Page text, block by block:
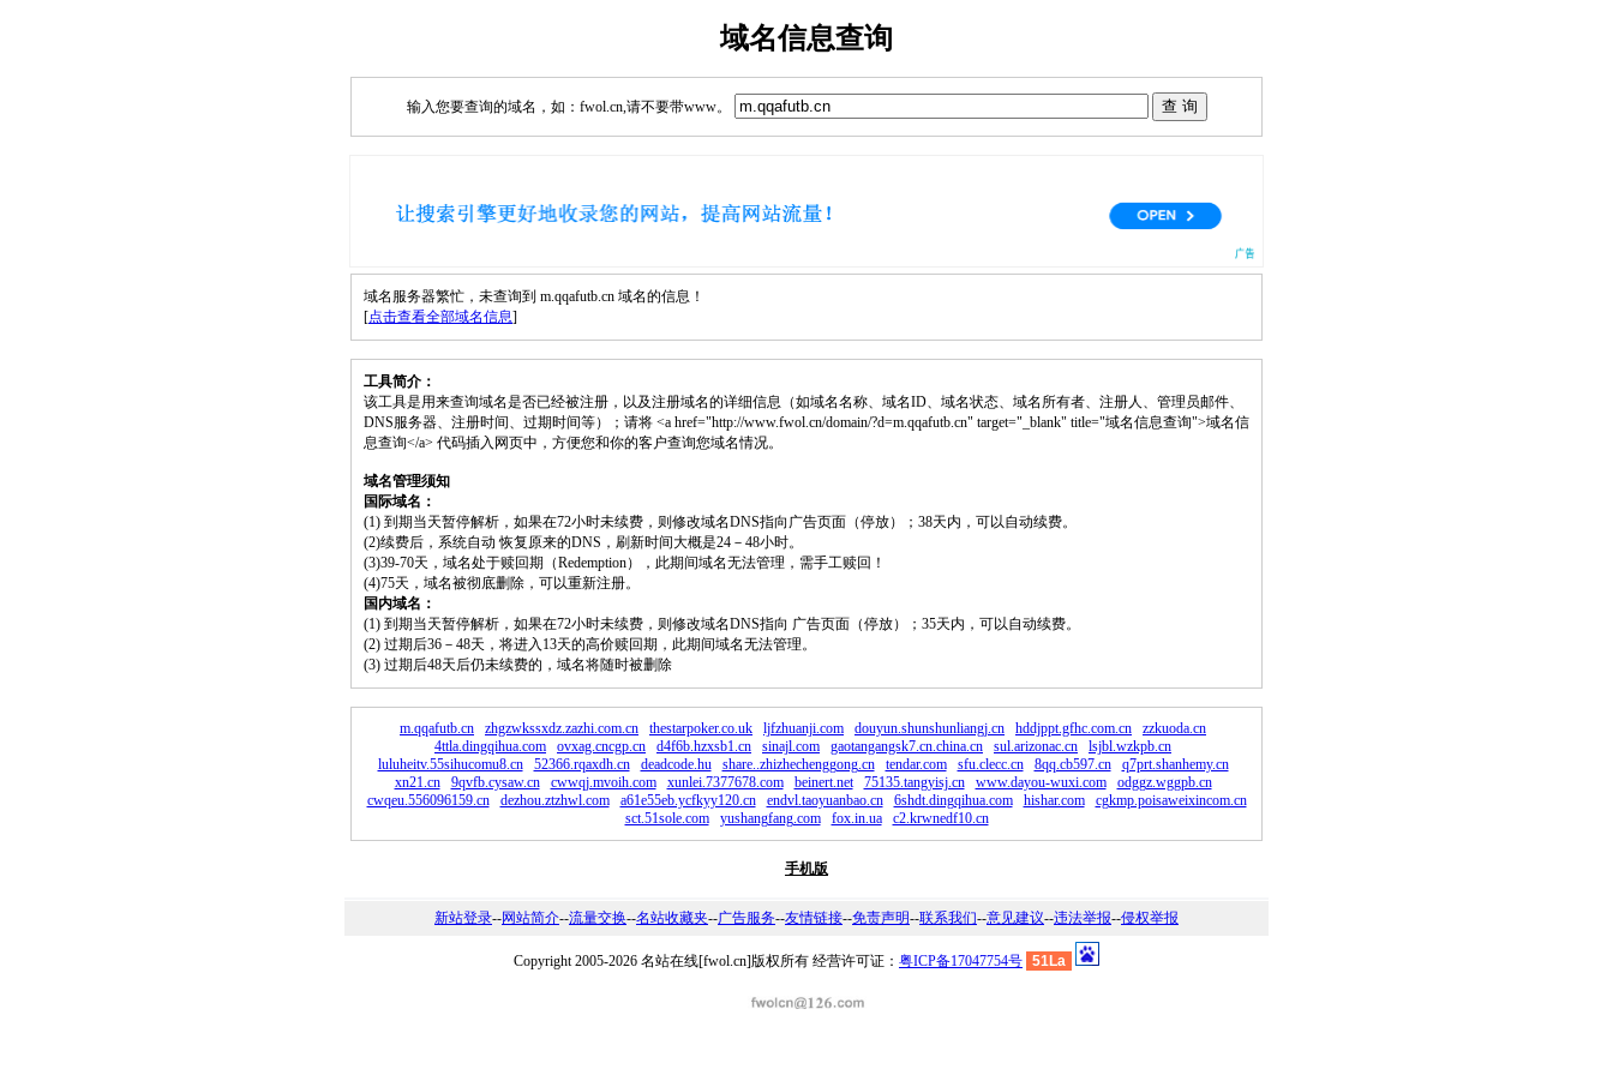
域名信息查询
输入您要查询的域名，如：fwol.cn,请不要带www。
域名服务器繁忙，未查询到 m.qqafutb.cn 域名的信息！
[点击查看全部域名信息]
工具简介：
该工具是用来查询域名是否已经被注册，以及注册域名的详细信息（如域名名称、域名ID、域名状态、域名所有者、注册人、管理员邮件、
DNS服务器、注册时间、过期时间等）；请将 <a href="http://www.fwol.cn/domain/?d=m.qqafutb.cn" target="_blank" title="域名信息查询">域名信
息查询</a> 代码插入网页中，方便您和你的客户查询您域名情况。
域名管理须知
国际域名：
(1) 到期当天暂停解析，如果在72小时未续费，则修改域名DNS指向广告页面（停放）；38天内，可以自动续费。
(2)续费后，系统自动 恢复原来的DNS，刷新时间大概是24－48小时。
(3)39-70天，域名处于赎回期（Redemption），此期间域名无法管理，需手工赎回！
(4)75天，域名被彻底删除，可以重新注册。
国内域名：
(1) 到期当天暂停解析，如果在72小时未续费，则修改域名DNS指向 广告页面（停放）；35天内，可以自动续费。
(2) 过期后36－48天，将进入13天的高价赎回期，此期间域名无法管理。
(3) 过期后48天后仍未续费的，域名将随时被删除
m.qqafutb.cn zhgzwkssxdz.zazhi.com.cn thestarpoker.co.uk ljfzhuanji.com douyun.shunshunliangj.cn hddjppt.gfhc.com.cn
zzkuoda.cn
4ttla.dingqihua.com
ovxag.cncgp.cn d4f6b.hzxsb1.cn sinajl.com gaotangangsk7.cn.china.cn sul.arizonac.cn
lsjbl.wzkpb.cn
luluheitv.55sihucomu8.cn
52366.rqaxdh.cn deadcode.hu share..zhizhechenggong.cn tendar.com sfu.clecc.cn 8qq.cb597.cn
q7prt.shanhemy.cn
xn21.cn
9qvfb.cysaw.cn cwwqj.mvoih.com xunlei.7377678.com beinert.net 75135.tangyisj.cn www.dayou-wuxi.com
odggz.wggpb.cn
cwqeu.556096159.cn
dezhou.ztzhwl.com a61e55eb.ycfkyy120.cn endvl.taoyuanbao.cn 6shdt.dingqihua.com hishar.com
cgkmp.poisaweixincom.cn
sct.51sole.com
yushangfang.com fox.in.ua c2.krwnedf10.cn
手机版
新站登录--网站简介--流量交换--名站收藏夹--广告服务--友情链接--免责声明--联系我们--意见建议--违法举报--侵权举报
Copyright 2005-2026 名站在线[fwol.cn]版权所有 经营许可证： 粤ICP备17047754号 51La